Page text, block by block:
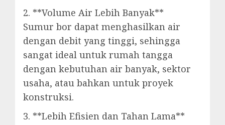
2. **Volume Air Lebih Banyak**
Sumur bor dapat menghasilkan air
dengan debit yang tinggi, sehingga
sangat ideal untuk rumah tangga
dengan kebutuhan air banyak, sektor
usaha, atau bahkan untuk proyek
konstruksi.
3. **Lebih Efisien dan Tahan Lama**